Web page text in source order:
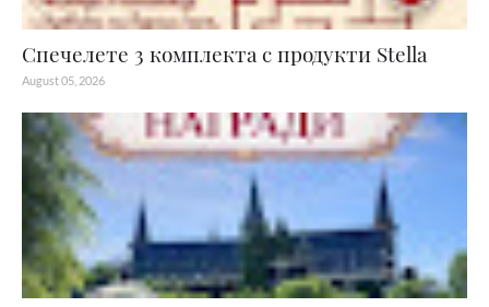
Спечелете 3 комплекта с продукти Stella
August 05, 2026